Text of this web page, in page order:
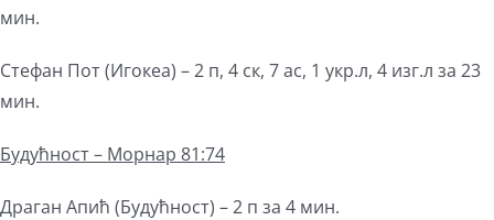
мин.
Стефан Пот (Игокеа) – 2 п, 4 ск, 7 ас, 1 укр.л, 4 изг.л за 23
мин.
Будућност – Морнар 81:74
Драган Апић (Будућност) – 2 п за 4 мин.